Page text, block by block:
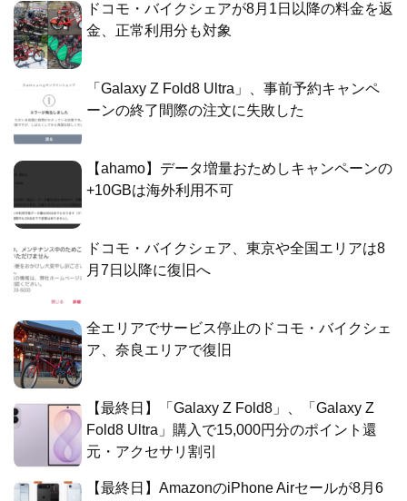
ドコモ・バイクシェアが8月1日以降の料金を返
金、正常利用分も対象
「Galaxy Z Fold8 Ultra」、事前予約キャンペ
ーンの終了間際の注文に失敗した
【ahamo】データ増量おためしキャンペーンの
+10GBは海外利用不可
ドコモ・バイクシェア、東京や全国エリアは8
月7日以降に復旧へ
全エリアでサービス停止のドコモ・バイクシェ
ア、奈良エリアで復旧
【最終日】「Galaxy Z Fold8」、「Galaxy Z
Fold8 Ultra」購入で15,000円分のポイント還
元・アクセサリ割引
【最終日】AmazonのiPhone Airセールが8月6